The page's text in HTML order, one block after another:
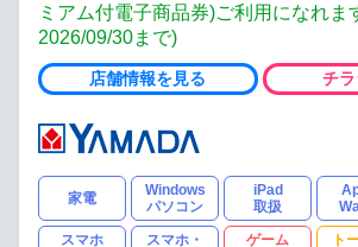
ミアム付電子商品券)ご利用になれま
2026/09/30まで)
店舗情報を見る チ
家電
Windows
パソコン
iPad
取扱
スマホ
スマホ・
ゲーム
ト